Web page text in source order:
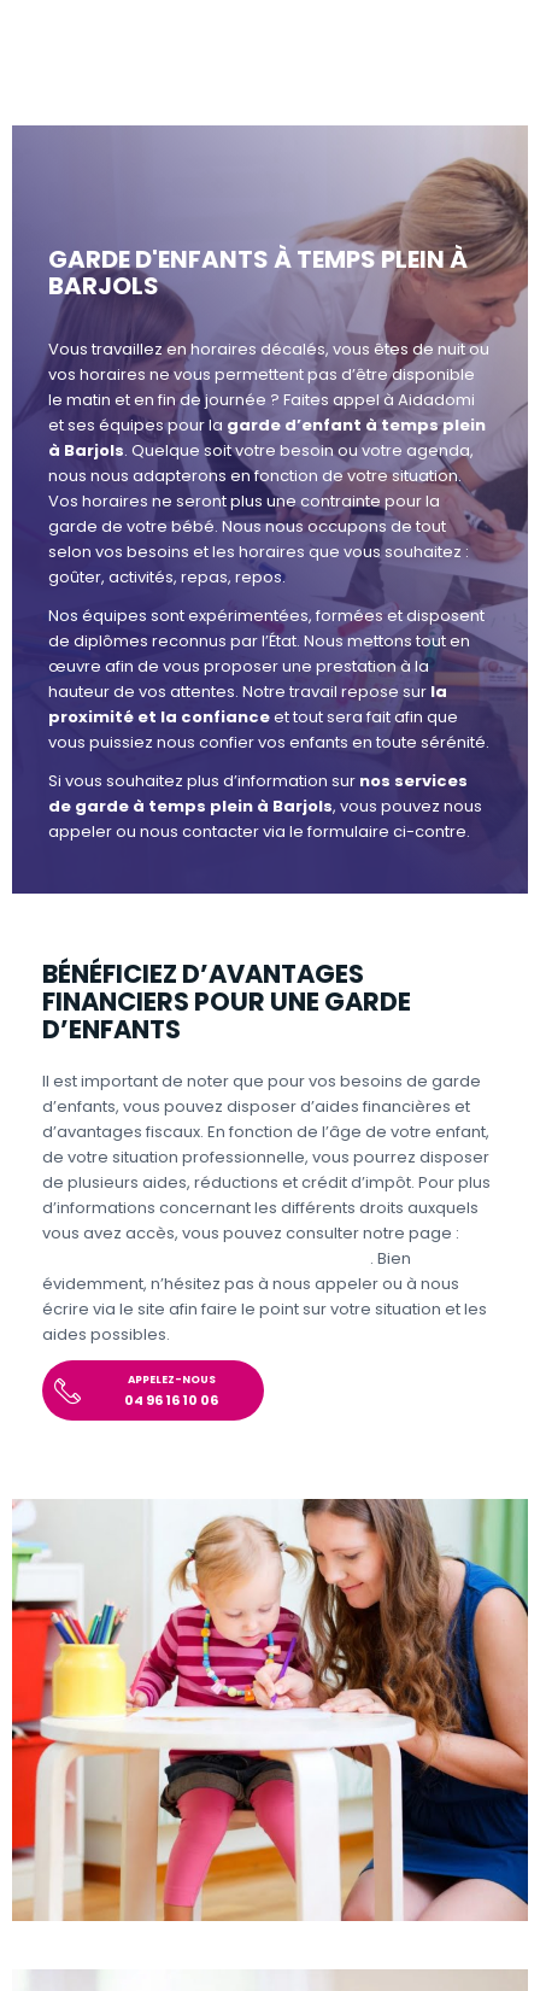
GARDE D'ENFANTS À TEMPS PLEIN À
BARJOLS
Vous travaillez en horaires décalés, vous êtes de nuit ou
vos horaires ne vous permettent pas d’être disponible
le matin et en fin de journée ? Faites appel à Aidadomi
et ses équipes pour la garde d’enfant à temps plein
à Barjols. Quelque soit votre besoin ou votre agenda,
nous nous adapterons en fonction de votre situation.
Vos horaires ne seront plus une contrainte pour la
garde de votre bébé. Nous nous occupons de tout
selon vos besoins et les horaires que vous souhaitez :
goûter, activités, repas, repos.
Nos équipes sont expérimentées, formées et disposent
de diplômes reconnus par l’État. Nous mettons tout en
œuvre afin de vous proposer une prestation à la
hauteur de vos attentes. Notre travail repose sur la
proximité et la confianceet tout sera fait afin que
vous puissiez nous confier vos enfants en toute sérénité.
Si vous souhaitez plus d’information sur nos services
de garde à temps plein à Barjols, vous pouvez nous
appeler ou nous contacter via le formulaire ci-contre.
BÉNÉFICIEZ D’AVANTAGES
FINANCIERS POUR UNE GARDE
D’ENFANTS
Il est important de noter que pour vos besoins de garde
d’enfants, vous pouvez disposer d’aides financières et
d’avantages fiscaux. En fonction de l’âge de votre enfant,
de votre situation professionnelle, vous pourrez disposer
de plusieurs aides, réductions et crédit d’impôt. Pour plus
d’informations concernant les différents droits auxquels
vous avez accès, vous pouvez consulter notre page :
. Bien
évidemment, n’hésitez pas à nous appeler ou à nous
écrire via le site afin faire le point sur votre situation et les
aides possibles.
APPELEZ-NOUS
04 96 16 10 06